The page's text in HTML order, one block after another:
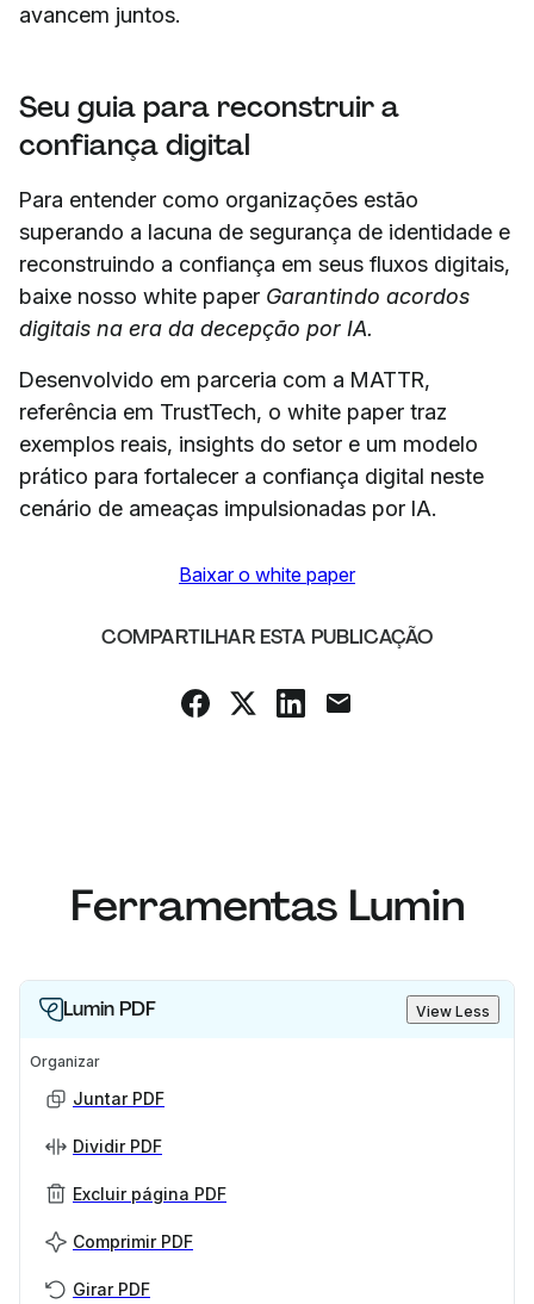
avancem juntos.
Seu guia para reconstruir a
confiança digital
Para entender como organizações estão
superando a lacuna de segurança de identidade e
reconstruindo a confiança em seus fluxos digitais,
baixe nosso white paper Garantindo acordos
digitais na era da decepção por IA.
Desenvolvido em parceria com a MATTR,
referência em TrustTech, o white paper traz
exemplos reais, insights do setor e um modelo
prático para fortalecer a confiança digital neste
cenário de ameaças impulsionadas por IA.
Baixar o white paper
COMPARTILHAR ESTA PUBLICAÇÃO
Ferramentas Lumin
Lumin PDF View Less
Organizar
Juntar PDF
Dividir PDF
Excluir página PDF
Comprimir PDF
Girar PDF